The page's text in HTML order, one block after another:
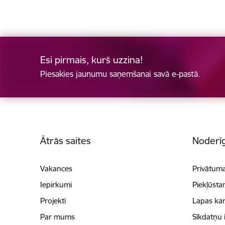
Esi pirmais, kurš uzzina!
Piesakies jaunumu saņemšanai savā e-pastā.
Ātrās saites
Vakances
Iepirkumi
Projekti
Par mums
Lapas
Sīkdatņu